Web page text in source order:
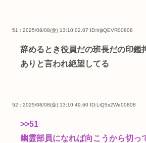
51 : 2025/08/08(金) 13:10:02.07 ID:hljtQEVR00808
辞めるとき役員だの班長だの印鑑
ありと言われ絶望してる
52 : 2025/08/08(金) 13:10:49.60 ID:LiQ5s2We00808
>>51
幽霊部員になれば向こうから切っ